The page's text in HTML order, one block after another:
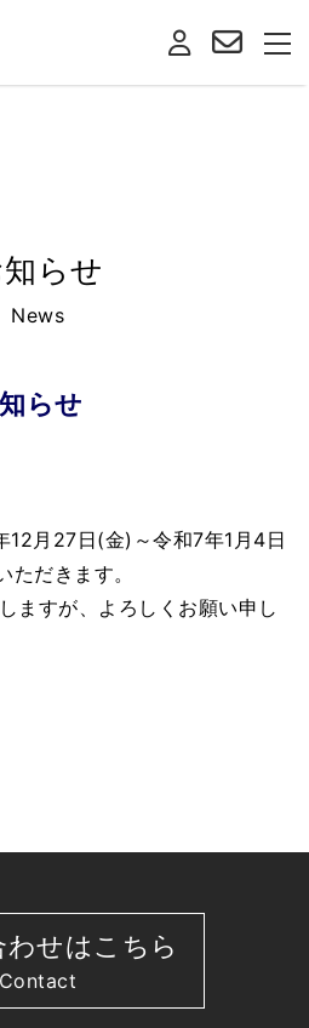
らせ
News
らせ
12月27日(金)～令和7年1月4日
だきます。
ますが、よろしくお願い申し
わせはこちら
Contact